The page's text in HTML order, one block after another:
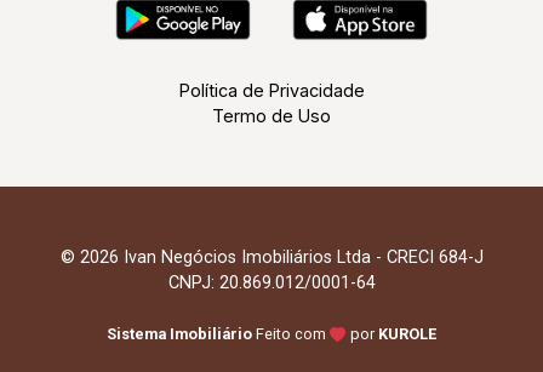
Política de Privacidade
Termo de Uso
© 2026 Ivan Negócios Imobiliários Ltda - CRECI 684-J
CNPJ: 20.869.012/0001-64
Sistema Imobiliário Feito com por KUROLE